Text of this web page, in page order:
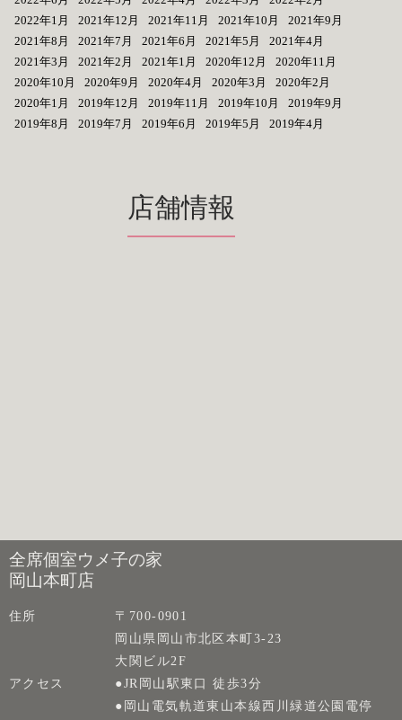
2022年1月
2021年12月 2021年11月 2021年10月
2021年9月
2021年8月
2021年7月 2021年6月 2021年5月
2021年4月
2021年3月
2021年2月 2021年1月 2020年12月
2020年11月
2020年10月
2020年9月 2020年4月 2020年3月
2020年2月
2020年1月
2019年12月 2019年11月 2019年10月
2019年9月
2019年8月
2019年7月 2019年6月 2019年5月 2019年4月
店舗情報
全席個室ウメ子の家
岡山本町店
住所
〒700-0901
岡山県岡山市北区本町3-23
大関ビル2F
アクセス
●JR岡山駅東口 徒歩3分
●岡山電気軌道東山本線西川緑道公園電停